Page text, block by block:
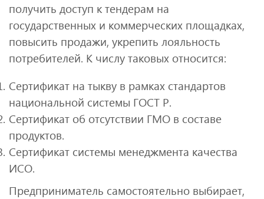
получить доступ к тендерам на
государственных и коммерческих площадках,
повысить продажи, укрепить лояльность
потребителей. К числу таковых относится:
Сертификат на тыкву в рамках стандартов
национальной системы ГОСТ Р.
Сертификат об отсутствии ГМО в составе
продуктов.
Сертификат системы менеджмента качества
ИСО.
Предприниматель самостоятельно выбирает,